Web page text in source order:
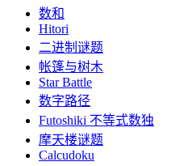
数和
Hitori
二进制谜题
帐篷与树木
Star Battle
数字路径
Futoshiki 不等式数独
摩天楼谜题
Calcudoku